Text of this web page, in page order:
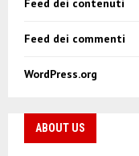
Feed dei contenuti
Feed dei commenti
WordPress.org
ABOUT US